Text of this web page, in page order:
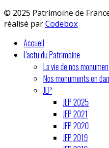
© 2025 Patrimoine de
réalisé parCodebox
Accueil
L'actu du Patrimoine
La vie de nos
Nos monuments en
JEP
JEP 2025
JEP 2021
JEP 2020
JEP 2019